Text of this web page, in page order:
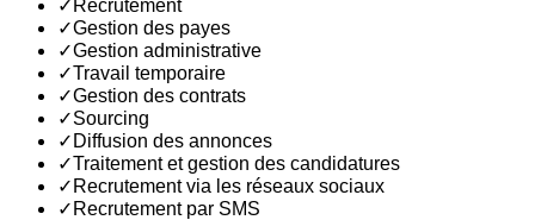
✓ Recrutement
✓Gestion des payes
✓Gestion administrative
✓Travail temporaire
✓Gestion des contrats
✓Sourcing
✓ Diffusion des annonces
✓Traitement et gestion des candidatures
✓ Recrutement via les réseaux sociaux
✓ Recrutement par SMS